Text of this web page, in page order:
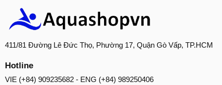
411/81 Đường Lê Đức Thọ, Phường 17, Quận Gò Vấp, TP.HCM
Hotline
VIE (+84) 909235682 - ENG (+84) 989250406